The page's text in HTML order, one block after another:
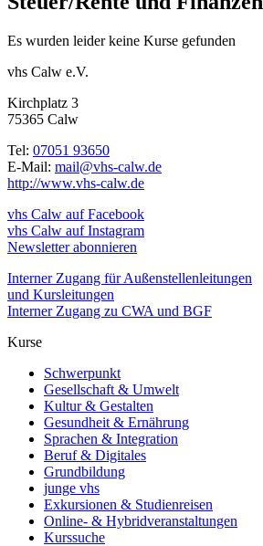
Es wurden leider keine Kurse gefunden
vhs Calw e.V.
Kirchplatz 3
75365 Calw
Tel: 07051 93650
E-Mail: mail@vhs-calw.de
http://www.vhs-calw.de
vhs Calw auf Facebook
vhs Calw auf Instagram
Newsletter abonnieren
Interner Zugang für Außenstellenleitungen
und Kursleitungen
Interner Zugang zu CWA und BGF
Kurse
Schwerpunkt
Gesellschaft & Umwelt
Kultur & Gestalten
Gesundheit & Ernährung
Sprachen & Integration
Beruf & Digitales
Grundbildung
junge vhs
Exkursionen & Studienreisen
Online- & Hybridveranstaltungen
Kurssuche